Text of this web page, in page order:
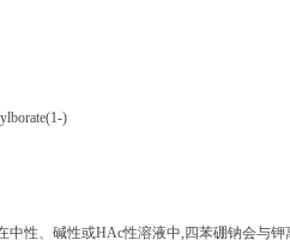
)
性、碱性或HAc性溶液中,四苯硼钠会与